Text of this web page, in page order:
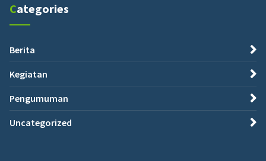
Categories
Berita
Kegiatan
Pengumuman
Uncategorized